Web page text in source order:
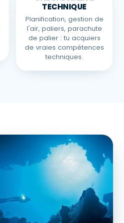
TECHNIQUE
Planification, gestion de
l'air, paliers, parachute
de palier : tu acquiers
de vraies compétences
techniques.